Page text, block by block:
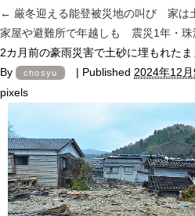
← 厳冬迎える能登被災地の叫び 家
家屋や避難所で年越しも 震災1年・珠
2カ月前の豪雨災害で土砂に埋もれた
By
chosyu | Published 2024年12月
pixels